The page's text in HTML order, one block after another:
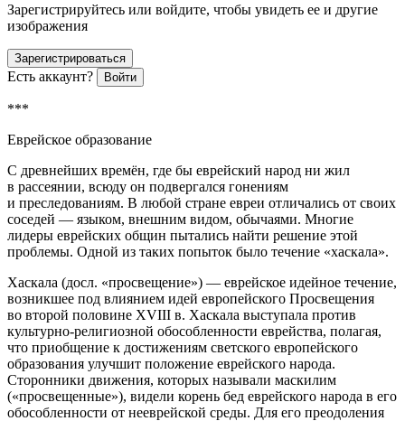
Зарегистрируйтесь или войдите, чтобы увидеть ее и другие
изображения
Зарегистрироваться
Есть аккаунт? Войти
***
Еврейское образование
С древнейших времён, где бы еврейский народ ни жил
в рассеянии, всюду он подвергался гонениям
и преследованиям. В любой стране евреи отличались от своих
соседей — языком, внешним видом, обычаями. Многие
лидеры еврейских общин пытались найти решение этой
проблемы. Одной из таких попыток было течение «хаскала».
Хаскала (досл. «просвещение») — еврейское идейное течение,
возникшее под влиянием идей европейского Просвещения
во второй половине XVIII в. Хаскала выступала против
культурно-религиозной обособленности еврейства, полагая,
что приобщение к достижениям светского европейского
образования улучшит положение еврейского народа.
Сторонники движения, которых называли маскилим
(«просвещенные»), видели корень бед еврейского народа в его
обособленности от нееврейской среды. Для его преодоления